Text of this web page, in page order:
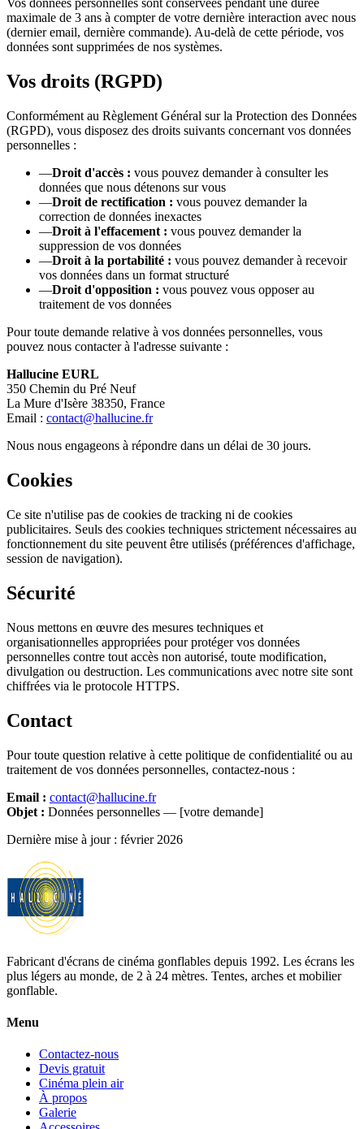
Vos données personnelles sont conservées pendant une durée
maximale de 3 ans à compter de votre dernière interaction avec nous
(dernier email, dernière commande). Au-delà de cette période, vos
données sont supprimées de nos systèmes.
Vos droits (RGPD)
Conformément au Règlement Général sur la Protection des Données
(RGPD), vous disposez des droits suivants concernant vos données
personnelles :
—Droit d'accès : vous pouvez demander à consulter les
données que nous détenons sur vous
—Droit de rectification : vous pouvez demander la
correction de données inexactes
—Droit à l'effacement : vous pouvez demander la
suppression de vos données
—Droit à la portabilité : vous pouvez demander à recevoir
vos données dans un format structuré
—Droit d'opposition : vous pouvez vous opposer au
traitement de vos données
Pour toute demande relative à vos données personnelles, vous
pouvez nous contacter à l'adresse suivante :
Hallucine EURL
350 Chemin du Pré Neuf
La Mure d'Isère 38350, France
Email : contact@hallucine.fr
Nous nous engageons à répondre dans un délai de 30 jours.
Cookies
Ce site n'utilise pas de cookies de tracking ni de cookies
publicitaires. Seuls des cookies techniques strictement nécessaires au
fonctionnement du site peuvent être utilisés (préférences d'affichage,
session de navigation).
Sécurité
Nous mettons en œuvre des mesures techniques et
organisationnelles appropriées pour protéger vos données
personnelles contre tout accès non autorisé, toute modification,
divulgation ou destruction. Les communications avec notre site sont
chiffrées via le protocole HTTPS.
Contact
Pour toute question relative à cette politique de confidentialité ou au
traitement de vos données personnelles, contactez-nous :
Email : contact@hallucine.fr
Objet : Données personnelles — [votre demande]
Dernière mise à jour : février 2026
Fabricant d'écrans de cinéma gonflables depuis 1992. Les écrans les
plus légers au monde, de 2 à 24 mètres. Tentes, arches et mobilier
gonflable.
Menu
Contactez-nous
Devis gratuit
Cinéma plein air
À propos
Galerie